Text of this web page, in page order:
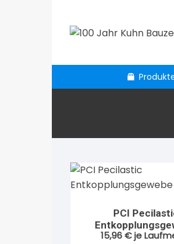
springen
PCI
15,96€je